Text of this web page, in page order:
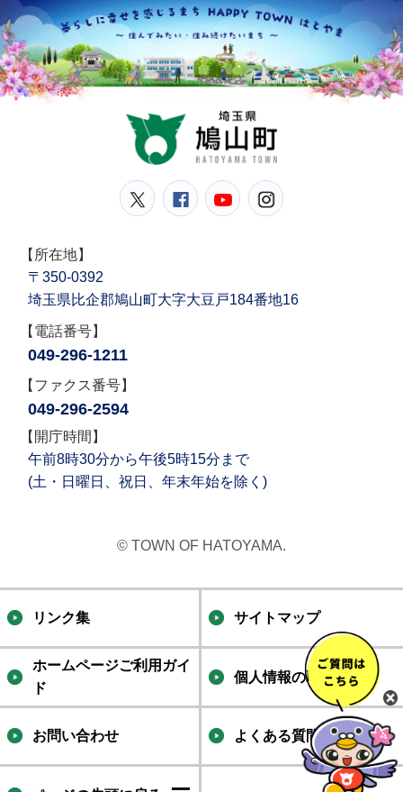
鳩山町公式Twitter
鳩山町公式Facebook
鳩山町公式
【所在地】
〒350-0392
埼玉県比企郡鳩山町大字大豆戸184番地16
【電話番号】
049-296-1211
【ファクス番号】
049-296-2594
【開庁時間】
午前8時30分から午後5時15分まで
(土・日曜日、祝日、年末年始を除く)
© TOWN OF HATOYAMA.
リンク集 サイトマップ
ホームページご利用ガイ
ド
個人情報の取り扱い
お問い合わせ よくある質問集